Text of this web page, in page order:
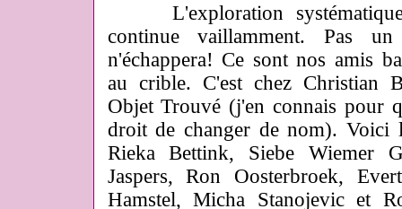
L'exploration
continue vaillamment. Pas
n'échappera! Ce sont nos amis
au crible. C'est chez Christian
Objet Trouvé (j'en connais pour
droit de changer de nom). Voici
Rieka Bettink, Siebe Wiemer
Jaspers, Ron Oosterbroek,
Hamstel, Micha Stanojevic et